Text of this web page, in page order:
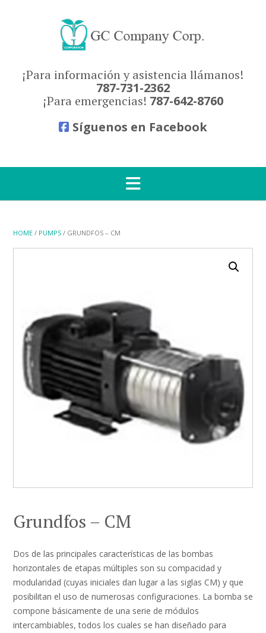
¡Para información y asistencia llámanos!
787-731-2362
¡Para emergencias! 787-642-8760
Síguenos en Facebook
HOME / PUMPS / GRUNDFOS – CM
Grundfos – CM
Dos de las principales características de las bombas
horizontales de etapas múltiples son su compacidad y
modularidad (cuyas iniciales dan lugar a las siglas CM) y que
posibilitan el uso de numerosas configuraciones. La bomba se
compone básicamente de una serie de módulos
intercambiables, todos los cuales se han diseñado para